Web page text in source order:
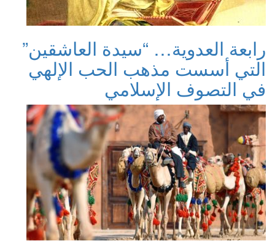
رابعة العدوية… “سيدة العاشقين”
التي أسست مذهب الحب الإلهي
في التصوف الإسلامي